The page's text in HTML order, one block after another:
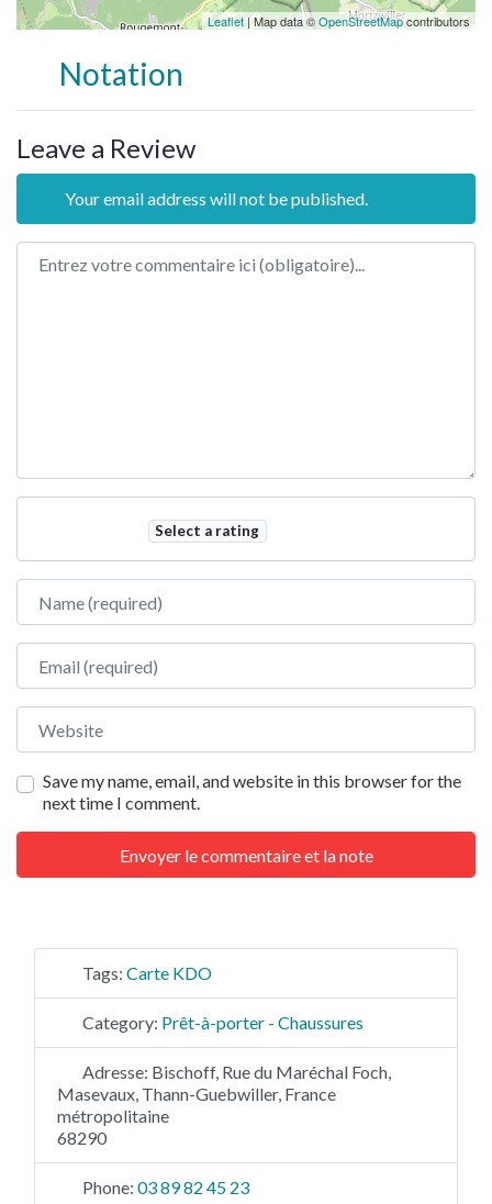
Leaflet | Map data ©OpenStreetMapcontributors
Notation
Leave a Review
Your email address will not be published.
Review text
Select a rating
Name
Email
Website
Save my name, email, and website in this browser for the
next time I comment.
Tags: Carte KDO
Category: Prêt-à-porter - Chaussures
Adresse: Bischoff, Rue du Maréchal Foch,
Masevaux, Thann-Guebwiller, France
métropolitaine
68290
Phone: 03 89 82 45 23